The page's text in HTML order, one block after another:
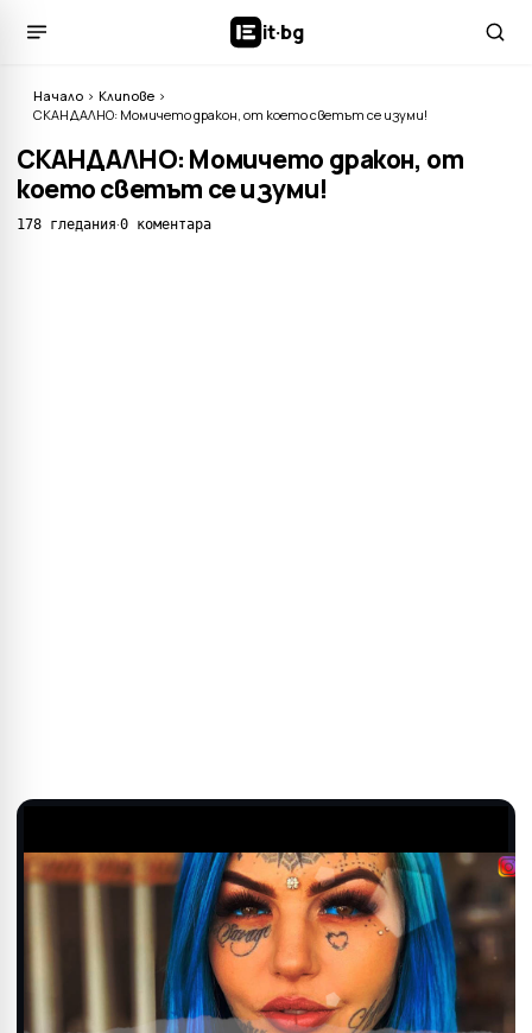
it·bg
Начало › Клипове ›
СКАНДАЛНО: Момичето дракон, от което светът се изуми!
СКАНДАЛНО: Момичето дракон, от
което светът се изуми!
178 гледания·0 коментара